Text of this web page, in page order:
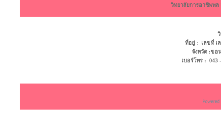
วิทยาลัยการอาชีพพ
ที่อยู่ : เลขที่ เ
จังหวัด :ข
เบอร์โทร :